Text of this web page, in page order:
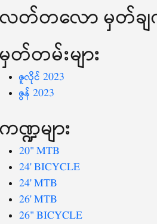
လတ်တ‌လော မှတ်ချက်
မှတ်တမ်းများ
ဇူလိုင် 2023
ဇွန် 2023
ကဏ္ဍများ
20" MTB
24' BICYCLE
24' MTB
26' MTB
26" BICYCLE